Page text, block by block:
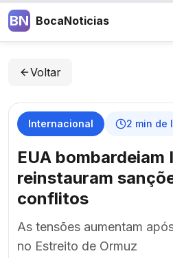
BN BocaNoticias
Voltar
Internacional 2 min de
EUA bombardeiam
reinstauram
conflitos
As tensões aumentam
no Estreito de Ormuz